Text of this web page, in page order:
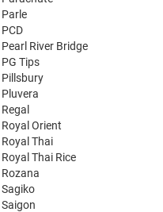
Parle
PCD
Pearl River Bridge
PG Tips
Pillsbury
Pluvera
Regal
Royal Orient
Royal Thai
Royal Thai Rice
Rozana
Sagiko
Saigon